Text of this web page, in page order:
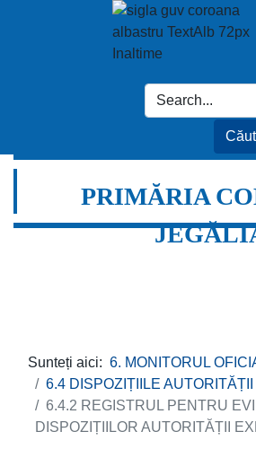
PRIMĂRIA
Sunteți aici: 6. MONITORUL
6.4 DISPOZIȚIILE
6.4.2 REGISTRUL PENTRU
DISPOZIȚIILOR AUTORITĂȚII